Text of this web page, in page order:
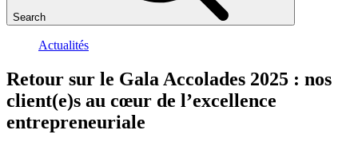
Search
Actualités
Retour sur le Gala Accolades 2025 : nos
client(e)s au cœur de l’excellence
entrepreneuriale